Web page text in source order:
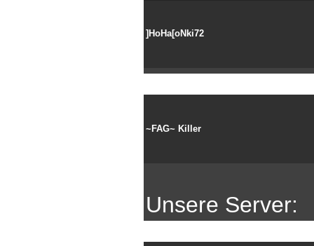
]HoHa[oNki72
~FAG~ Killer
Unsere Server: